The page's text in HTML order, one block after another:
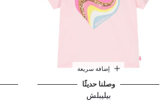
إضافة سريعة
وصلنا حديثًا
بيليبلش